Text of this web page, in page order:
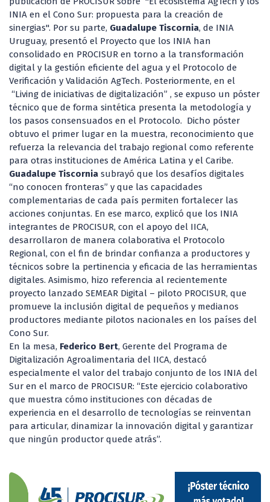
INIA en el Cono Sur: propuesta para la creación de
sinergias". Por su parte, Guadalupe Tiscornia, de INIA
Uruguay, presentó el Proyecto que los INIA han
consolidado en PROCISUR en torno a la transformación
digital y la gestión eficiente del agua y el Protocolo de
Verificación y Validación AgTech. Posteriormente, en el
“Living de iniciativas de digitalización” , se expuso un póster
técnico que de forma sintética presenta la metodología y
los pasos consensuados en el Protocolo. Dicho póster
obtuvo el primer lugar en la muestra, reconocimiento que
refuerza la relevancia del trabajo regional como referente
para otras instituciones de América Latina y el Caribe.
Guadalupe Tiscornia subrayó que los desafíos digitales
“no conocen fronteras” y que las capacidades
complementarias de cada país permiten fortalecer las
acciones conjuntas. En ese marco, explicó que los INIA
integrantes de PROCISUR, con el apoyo del IICA,
desarrollaron de manera colaborativa el Protocolo
Regional, con el fin de brindar confianza a productores y
técnicos sobre la pertinencia y eficacia de las herramientas
digitales. Asimismo, hizo referencia al recientemente
proyecto lanzado SEMEAR Digital – piloto PROCISUR, que
promueve la inclusión digital de pequeños y medianos
productores mediante pilotos nacionales en los países del
Cono Sur.
En la mesa, Federico Bert, Gerente del Programa de
Digitalización Agroalimentaria del IICA, destacó
especialmente el valor del trabajo conjunto de los INIA del
Sur en el marco de PROCISUR: “Este ejercicio colaborativo
que muestra cómo instituciones con décadas de
experiencia en el desarrollo de tecnologías se reinventan
para articular, dinamizar la innovación digital y garantizar
que ningún productor quede atrás”.